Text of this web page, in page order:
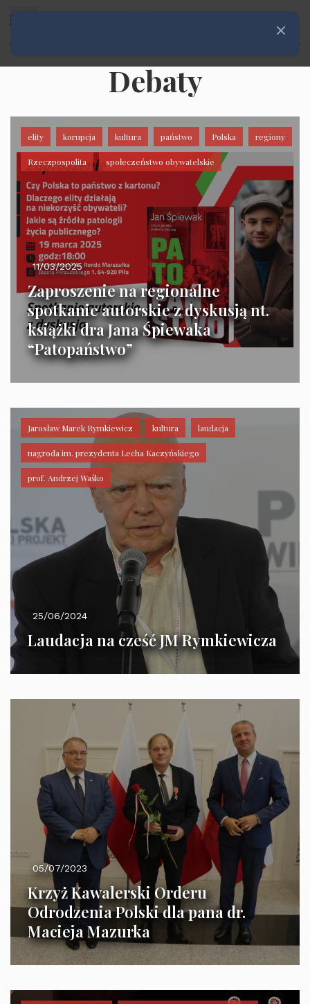
Debaty
elity korupcja kultura państwo Polska regiony
Rzeczpospolita społeczeństwo obywatelskie
11/03/2025
Zaproszenie na regionalne
spotkanie autorskie z dyskusją nt.
książki dra Jana Śpiewaka
“Patopaństwo”
Jarosław Marek Rymkiewicz kultura laudacja
nagroda im. prezydenta Lecha Kaczyńskiego
prof. Andrzej Waśko
25/06/2024
Laudacja na cześć JM Rymkiewicza
05/07/2023
Krzyż Kawalerski Orderu
Odrodzenia Polski dla pana dr.
Macieja Mazurka
Zamknij